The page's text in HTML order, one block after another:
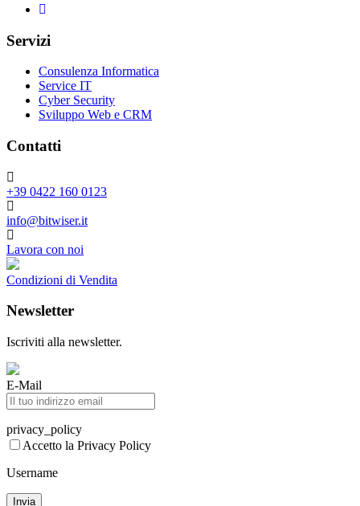
Servizi
Consulenza Informatica
Service IT
Cyber Security
Sviluppo Web e CRM
Contatti
+39 0422 160 0123
info@bitwiser.it
Lavora con noi
Condizioni di Vendita
Newsletter
Iscriviti alla newsletter.
E-Mail
privacy_policy
Accetto la Privacy Policy
Username
Invia